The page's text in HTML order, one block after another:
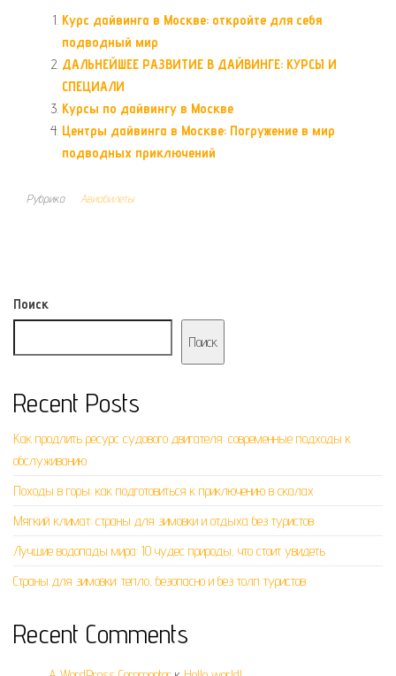
Курс дайвинга в Москве: откройте для себя
подводный мир
ДАЛЬНЕЙШЕЕ РАЗВИТИЕ В ДАЙВИНГЕ: КУРСЫ И
СПЕЦИАЛИ
Курсы по дайвингу в Москве
Центры дайвинга в Москве: Погружение в мир
подводных приключений
Рубрика Авиабилеты
Поиск
Поиск
Recent Posts
Как продлить ресурс судового двигателя: современные подходы к
обслуживанию
Походы в горы: как подготовиться к приключению в скалах
Мягкий климат: страны для зимовки и отдыха без туристов
Лучшие водопады мира: 10 чудес природы, что стоит увидеть
Страны для зимовки: тепло, безопасно и без толп туристов
Recent Comments